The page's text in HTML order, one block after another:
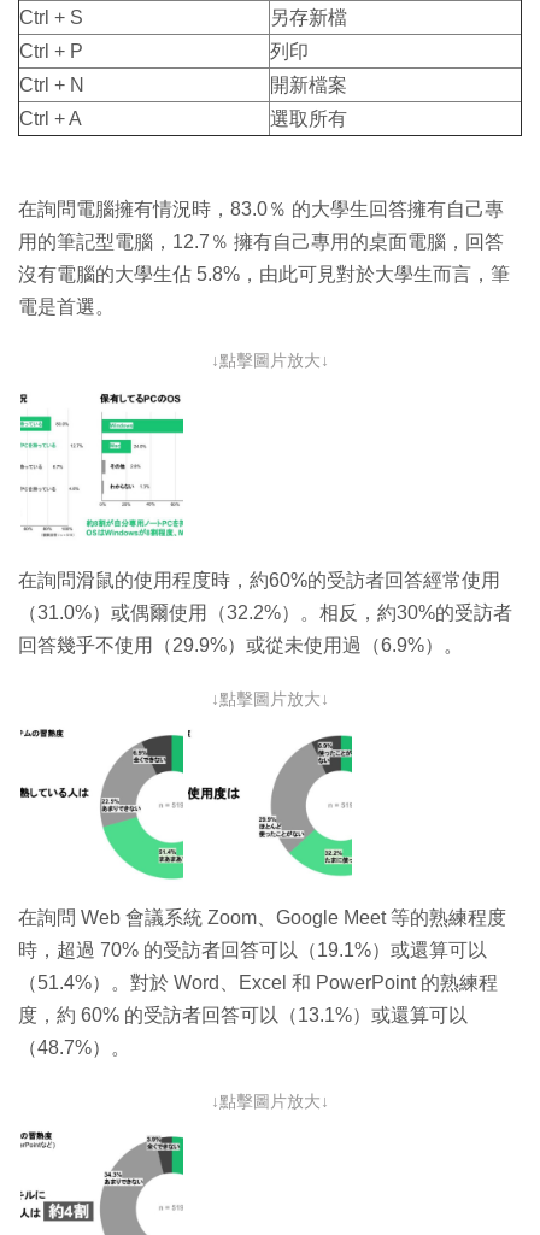
Ctrl + S
另存新檔
Ctrl + P
列印
Ctrl + N
開新檔案
Ctrl + A
選取所有
在詢問電腦擁有情況時，83.0％ 的大學生回答擁有自己專
用的筆記型電腦，12.7％ 擁有自己專用的桌面電腦，回答
沒有電腦的大學生佔 5.8%，由此可見對於大學生而言，筆
電是首選。
↓點擊圖片放大↓
在詢問滑鼠的使用程度時，約60%的受訪者回答經常使用
（31.0%）或偶爾使用（32.2%）。相反，約30%的受訪者
回答幾乎不使用（29.9%）或從未使用過（6.9%）。
↓點擊圖片放大↓
在詢問 Web 會議系統 Zoom、Google Meet 等的熟練程度
時，超過 70% 的受訪者回答可以（19.1%）或還算可以
（51.4%）。對於 Word、Excel 和 PowerPoint 的熟練程
度，約 60% 的受訪者回答可以（13.1%）或還算可以
（48.7%）。
↓點擊圖片放大↓